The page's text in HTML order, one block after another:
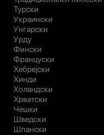
Турски
Украински
Унгарски
Урду
Фински
Француски
Хебрејски
Хинди
Холандски
Хрватски
Чешки
Шведски
Шпански